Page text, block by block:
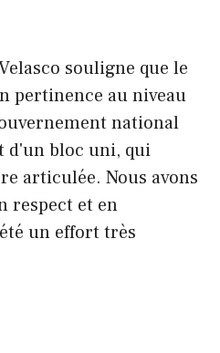
souligne que le
pertinence au niveau
national
d'un bloc uni, qui
articulée. Nous avons
respect et en
un effort très